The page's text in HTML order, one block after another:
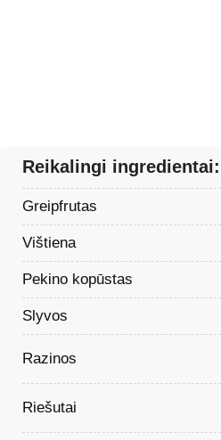
Reikalingi ingredientai:
Greipfrutas
Vištiena
Pekino kopūstas
Slyvos
Razinos
Riešutai